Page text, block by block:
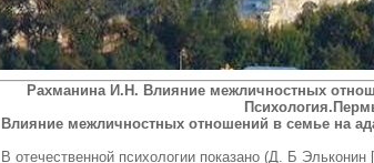
Рахманина И.Н. Влияние межличностных
Влияние межличностных отношений в семье на
В отечественной психологии показано (Д. Б